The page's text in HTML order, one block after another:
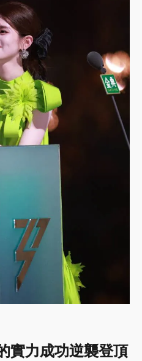
實力成功逆襲登頂